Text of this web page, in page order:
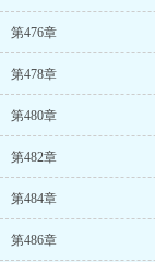
第476章
第478章
第480章
第482章
第484章
第486章